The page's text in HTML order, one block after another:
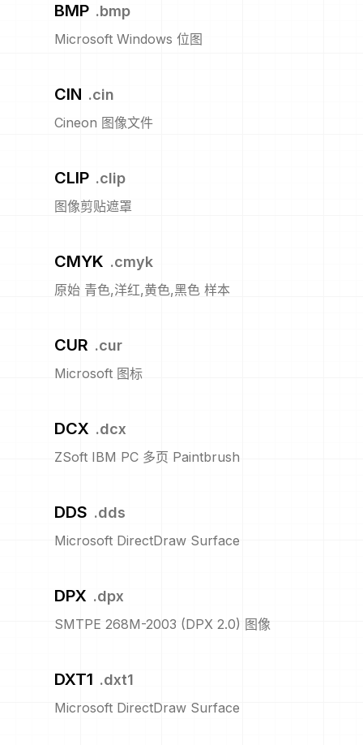
BMP .bmp
Microsoft Windows 位图
CIN .cin
Cineon 图像文件
CLIP .clip
图像剪贴遮罩
CMYK .cmyk
原始 青色,洋红,黄色,黑色 样本
CUR .cur
Microsoft 图标
DCX .dcx
ZSoft IBM PC 多页 Paintbrush
DDS .dds
Microsoft DirectDraw Surface
DPX .dpx
SMTPE 268M-2003 (DPX 2.0) 图像
DXT1 .dxt1
Microsoft DirectDraw Surface